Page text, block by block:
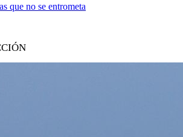
que no se entrometa